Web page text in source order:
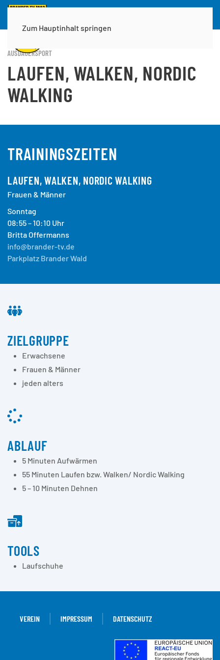
Zum Hauptinhalt springen
AUSDAUERSPORT
LAUFEN, WALKEN, NORDIC
WALKING
TRAININGSZEITEN
LAUFEN, WALKEN, NORDIC WALKING
Frauen & Männer
Sonntag
08:55 – 10:10 Uhr
Britta Offermanns
info@brander-tv.de
Parkplatz Brander Wald
ZIELGRUPPE
Erwachsene
Frauen & Männer
jeden alters
ABLAUF
5 Minuten Aufwärmen
55 Minuten Laufen bzw. Walken/ Nordic Walking
5 – 10 Minuten Dehnen
TOOLS
Laufschuhe
VEREIN IMPRESSUM DATENSCHUTZ